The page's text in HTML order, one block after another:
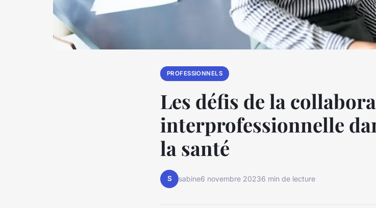
PROFESSIONNELS
Les défis de la
interprofessionnelle
la santé
S sabine6 novembre 20236 min de lecture